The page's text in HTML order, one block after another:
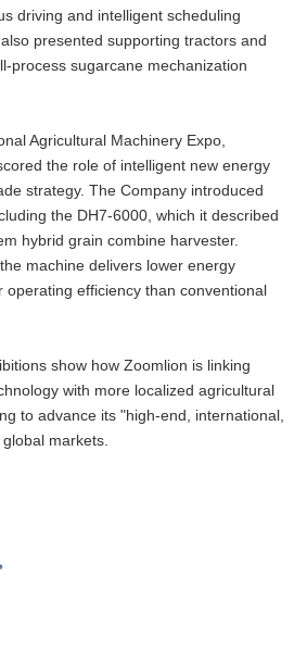
driving and intelligent scheduling
presented supporting tractors and
process sugarcane mechanization
Agricultural Machinery Expo,
the role of intelligent new energy
strategy. The Company introduced
the DH7-6000, which it described
hybrid grain combine harvester.
machine delivers lower energy
operating efficiency than conventional
show how Zoomlion is linking
with more localized agricultural
to advance its "high-end, international,
markets.